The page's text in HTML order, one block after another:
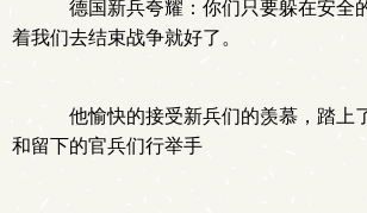
德国新兵夸耀：你们只要躲在安全
着我们去结束战争就好了。
他愉快的接受新兵们的羡慕，踏上
和留下的官兵们行举手